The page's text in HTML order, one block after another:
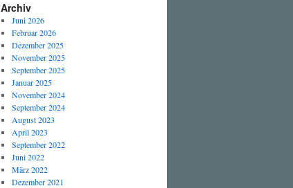
Archiv
Juni 2026
Februar 2026
Dezember 2025
November 2025
September 2025
Januar 2025
November 2024
September 2024
August 2023
April 2023
September 2022
Juni 2022
März 2022
Dezember 2021